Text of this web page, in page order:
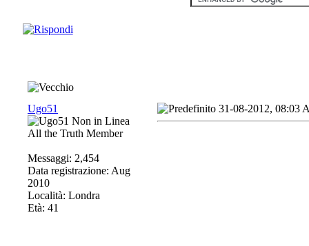
Ugo51
All the Truth Member
Messaggi: 2,454
Data registrazione: Aug
2010
Località: Londra
Età: 41
31-08-2012, 08:03